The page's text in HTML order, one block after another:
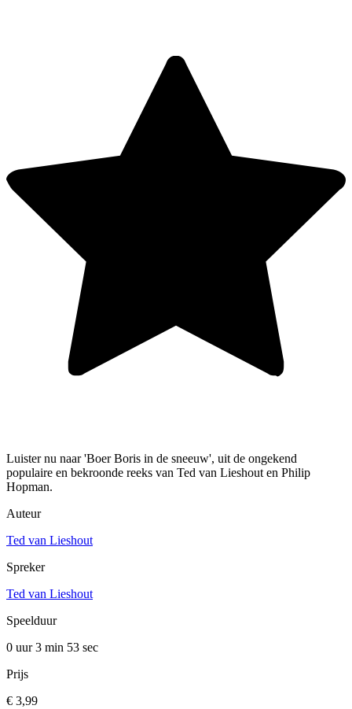
Luister nu naar 'Boer Boris in de sneeuw', uit de ongekend
populaire en bekroonde reeks van Ted van Lieshout en Philip
Hopman.
Auteur
Ted van Lieshout
Spreker
Ted van Lieshout
Speelduur
0 uur 3 min 53 sec
Prijs
€ 3,99